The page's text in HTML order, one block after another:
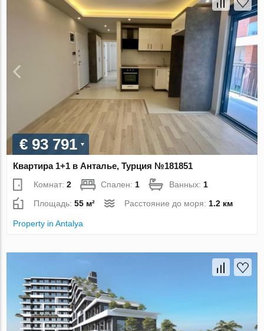
€ 93 791
Квартира 1+1 в Анталье, Турция №181851
Комнат:2 Спален: 1 Ванных: 1
Площадь:55 м² Расстояние до моря: 1.2 км
Property in Antalya